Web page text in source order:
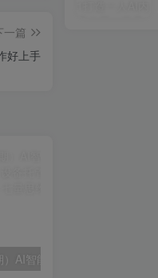
一篇
好上手